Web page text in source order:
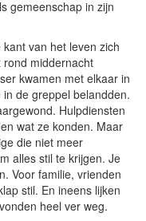
gemeenschap in zijn
van het leven zich
middernacht
kwamen met elkaar in
de greppel belandden.
Hulpdiensten
wat ze konden. Maar
die niet meer
alles stil te krijgen. Je
Voor familie, vrienden
stil. En ineens lijken
heel ver weg.